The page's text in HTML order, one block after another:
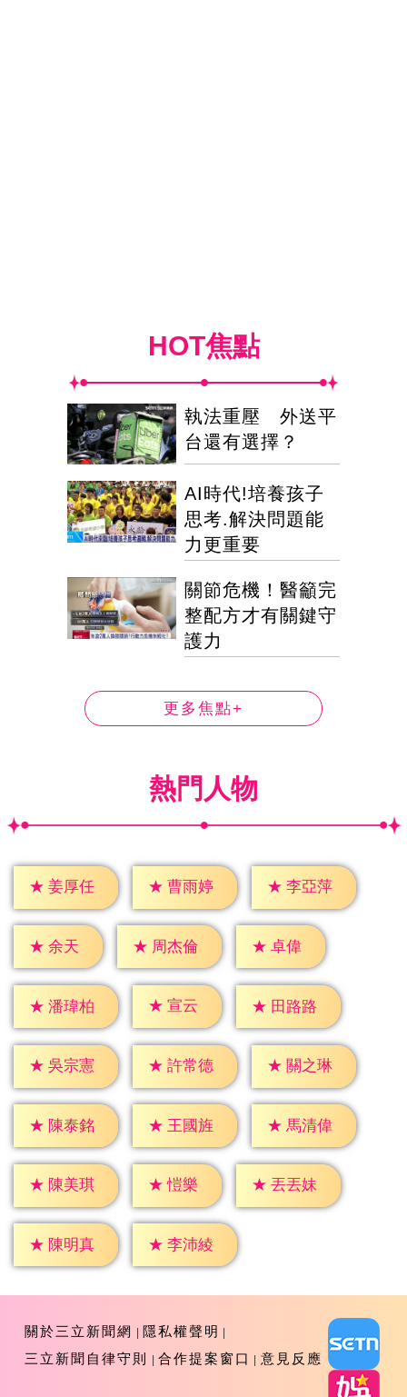
HOT焦點
執法重壓 外送平
台還有選擇？
AI時代!培養孩子
思考.解決問題能
力更重要
關節危機！醫籲完
整配方才有關鍵守
護力
更多焦點+
熱門人物
★ 姜厚任 ★ 曹雨婷 ★ 李亞萍
★ 余天 ★ 周杰倫 ★ 卓偉
★ 潘瑋柏 ★ 宣云 ★ 田路路
★ 吳宗憲 ★ 許常德 ★ 關之琳
★ 陳泰銘 ★ 王國旌 ★ 馬清偉
★ 陳美琪 ★ 愷樂 ★ 丟丟妹
★ 陳明真 ★ 李沛綾
關於三立新聞網
隱私權聲明
三立新聞自律守則
合作提案窗口 意見反應